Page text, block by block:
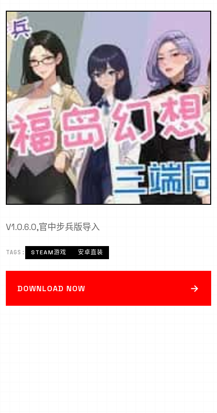
V1.0.6.0,官中步兵版导入
TAGS: STEAM游戏 安卓直装
DOWNLOAD NOW →